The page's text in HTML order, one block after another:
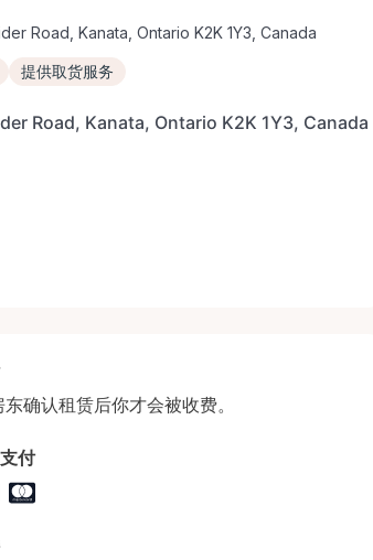
Road, Kanata, Ontario K2K 1Y3, Canada
提供取货服务
确认租赁后你才会被收费。
付